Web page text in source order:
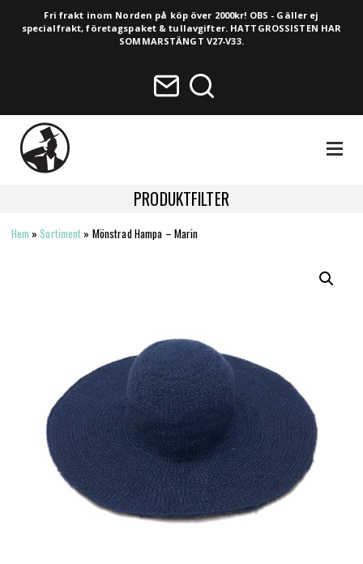
Fri frakt inom Norden på köp över 2000kr! OBS - Gäller ej
specialfrakt, företagspaket & tullavgifter. HATTGROSSISTEN HAR
SOMMARSTÄNGT V27-V33.
PRODUKTFILTER
HELA SORTIMENTET
LIMITERADE
UTGÅENDE
Hem »Sortiment » Mönstrad Hampa – Marin